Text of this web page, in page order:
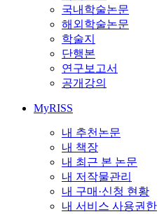
국내학술논문
해외학술논문
학술지
단행본
연구보고서
공개강의
MyRISS
내 추천논문
내 책장
내 최근 본 논문
내 저작물관리
내 구매·신청 현황
내 서비스 사용권한